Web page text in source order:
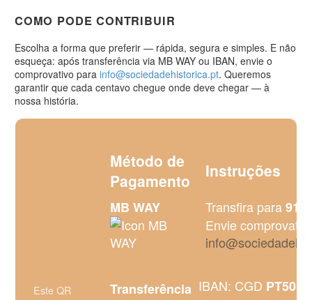
COMO PODE CONTRIBUIR
Escolha a forma que preferir — rápida, segura e simples. E não
esqueça: após transferência via MB WAY ou IBAN, envie o
comprovativo para info@sociedadehistorica.pt. Queremos
garantir que cada centavo chegue onde deve chegar — à
nossa história.
Este QR
Método de
Pagamento
Instruções
MB WAY Transfira para91
Envie
Transferência IBAN: CGD PT50